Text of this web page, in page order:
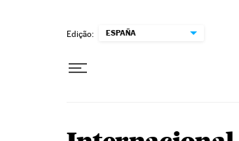
Edição: ESPAÑA